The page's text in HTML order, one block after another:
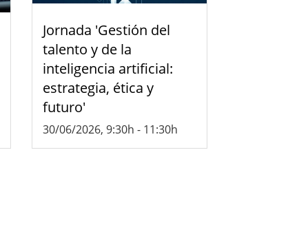
Jornada 'Gestión del
talento y de la
inteligencia artificial:
estrategia, ética y
futuro'
30/06/2026, 9:30h - 11:30h